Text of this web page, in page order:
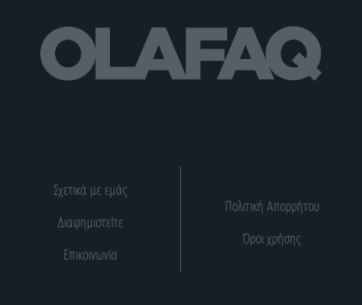
Σχετικά με εμάς
Διαφημιστείτε
Επικοινωνία
Πολιτική Απορρήτου
Όροι χρήσης